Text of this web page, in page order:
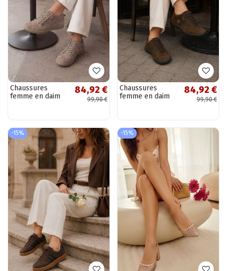
Chaussures
femme en daim
84,92 €
99,90 €
Chaussures
femme en daim
84,92 €
99,90 €
-15% -15%